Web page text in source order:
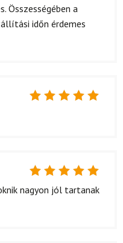
Összességében a
időn érdemes
Értékelés:
5 / 5
nagyon jól tartanak